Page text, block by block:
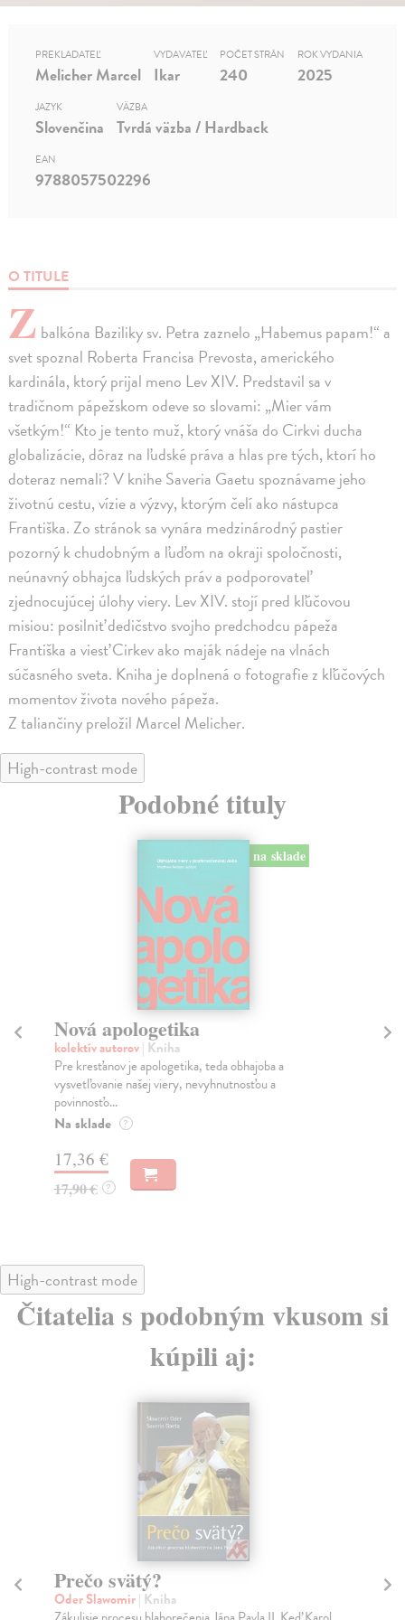
O TITULE
Z balkóna Baziliky sv. Petra zaznelo „Habemus papam!“ a
svet spoznal Roberta Francisa Prevosta, amerického
kardinála, ktorý prijal meno Lev XIV. Predstavil sa v
tradičnom pápežskom odeve so slovami: „Mier vám
všetkým!“ Kto je tento muž, ktorý vnáša do Cirkvi ducha
globalizácie, dôraz na ľudské práva a hlas pre tých, ktorí ho
doteraz nemali? V knihe Saveria Gaetu spoznávame jeho
životnú cestu, vízie a výzvy, ktorým čelí ako nástupca
Františka. Zo stránok sa vynára medzinárodný pastier
pozorný k chudobným a ľuďom na okraji spoločnosti,
neúnavný obhajca ľudských práv a podporovateľ
zjednocujúcej úlohy viery. Lev XIV. stojí pred kľúčovou
misiou: posilniť dedičstvo svojho predchodcu pápeža
Františka a viesť Cirkev ako maják nádeje na vlnách
súčasného sveta. Kniha je doplnená o fotografie z kľúčových
momentov života nového pápeža.
Z taliančiny preložil Marcel Melicher.
PREKLADATEĽ
Melicher Marcel
VYDAVATEĽ
Ikar
POČET STRÁN
240
ROK VYDANIA
2025
JAZYK
Slovenčina
VÄZBA
Tvrdá väzba / Hardback
EAN
9788057502296
High-contrast mode
Podobné tituly
na sklade
Nová apologetika
kolektív autorov| Kniha
Pre kresťanov je apologetika, teda obhajoba a
vysvetľovanie našej viery, nevyhnutnosťou a
povinnosťo...
Na sklade ?
17,36 €
17,90 € ?
High-contrast mode
Čitatelia s podobným vkusom si
kúpili aj:
Teologická etika Nového zákona
Lohse Eduard| Kniha